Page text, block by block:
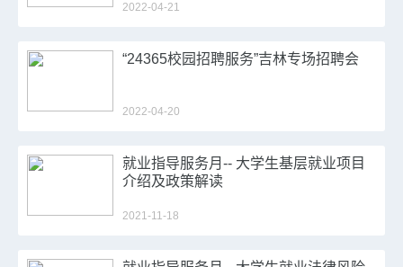
2022-04-21
“24365校园招聘服务”吉林专场招聘会
2022-04-20
就业指导服务月-- 大学生基层就业项目
介绍及政策解读
2021-11-18